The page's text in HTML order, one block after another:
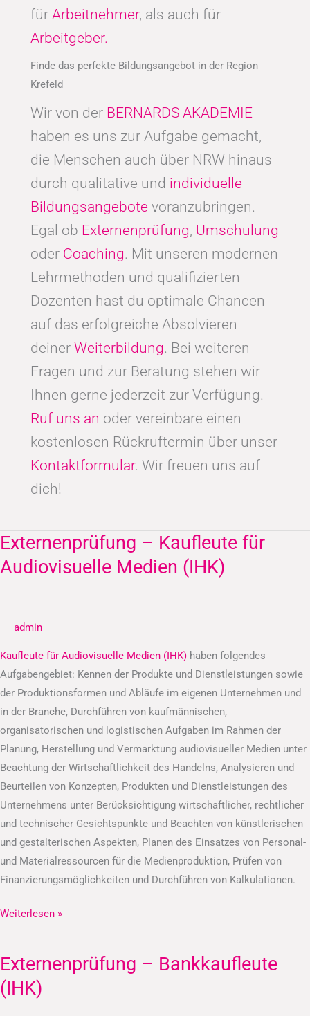
für Arbeitnehmer, als auch für
Arbeitgeber.
Finde das perfekte Bildungsangebot in der Region
Krefeld
Wir von der BERNARDS AKADEMIE
haben es uns zur Aufgabe gemacht,
die Menschen auch über NRW hinaus
durch qualitative und individuelle
Bildungsangebote voranzubringen.
Egal ob Externenprüfung, Umschulung
oder Coaching. Mit unseren modernen
Lehrmethoden und qualifizierten
Dozenten hast du optimale Chancen
auf das erfolgreiche Absolvieren
deiner Weiterbildung. Bei weiteren
Fragen und zur Beratung stehen wir
Ihnen gerne jederzeit zur Verfügung.
Ruf uns an oder vereinbare einen
kostenlosen Rückruftermin über unser
Kontaktformular. Wir freuen uns auf
dich!
Externenprüfung – Kaufleute für
Audiovisuelle Medien (IHK)
admin
Kaufleute für Audiovisuelle Medien (IHK) haben folgendes
Aufgabengebiet: Kennen der Produkte und Dienstleistungen sowie
der Produktionsformen und Abläufe im eigenen Unternehmen und
in der Branche, Durchführen von kaufmännischen,
organisatorischen und logistischen Aufgaben im Rahmen der
Planung, Herstellung und Vermarktung audiovisueller Medien unter
Beachtung der Wirtschaftlichkeit des Handelns, Analysieren und
Beurteilen von Konzepten, Produkten und Dienstleistungen des
Unternehmens unter Berücksichtigung wirtschaftlicher, rechtlicher
und technischer Gesichtspunkte und Beachten von künstlerischen
und gestalterischen Aspekten, Planen des Einsatzes von Personal-
und Materialressourcen für die Medienproduktion, Prüfen von
Finanzierungsmöglichkeiten und Durchführen von Kalkulationen.
Externenprüfung
–
Kaufleute
Medien
(IHK)
Weiterlesen »
Externenprüfung – Bankkaufleute
(IHK)
Externenprüfung
–
Bankkaufleute